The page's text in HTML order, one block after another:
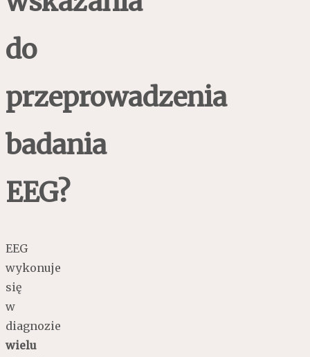
do
przeprowadzenia
badania
EEG?
EEG
wykonuje
się
w
diagnozie
wielu